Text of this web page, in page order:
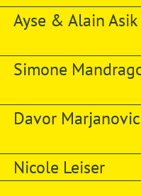
Ayse & Alain Asik
Simone
Davor Marjanovic
Nicole Leiser